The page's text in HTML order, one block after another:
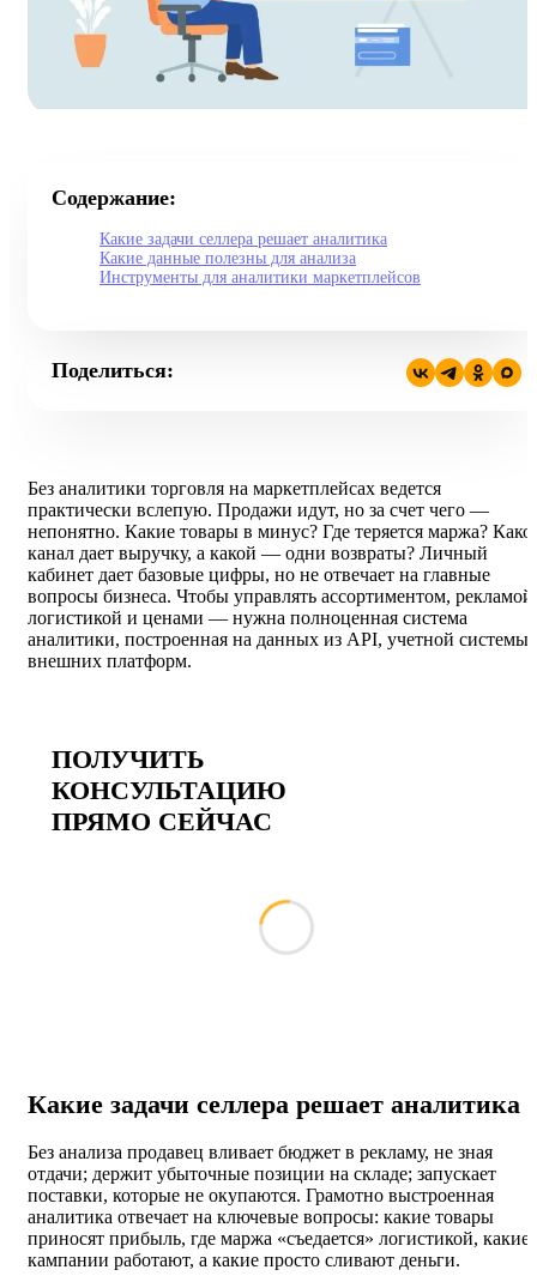
Без аналитики торговля на маркетплейсах ведется
практически вслепую. Продажи идут, но за счет чего —
непонятно. Какие товары в минус? Где теряется маржа?
канал дает выручку, а какой — одни возвраты? Личный
кабинет дает базовые цифры, но не отвечает на главные
вопросы бизнеса. Чтобы управлять ассортиментом, рекламой,
логистикой и ценами — нужна полноценная система
аналитики, построенная на данных из API, учетной системы
внешних платформ.
ПОЛУЧИТЬ
КОНСУЛЬТАЦИЮ
ПРЯМО СЕЙЧАС
Какие задачи селлера решает аналитика
Без анализа продавец вливает бюджет в рекламу, не зная
отдачи; держит убыточные позиции на складе; запускает
поставки, которые не окупаются. Грамотно выстроенная
аналитика отвечает на ключевые вопросы: какие товары
приносят прибыль, где маржа «съедается» логистикой, какие
кампании работают, а какие просто сливают деньги.
Содержание:
Какие задачи селлера решает аналитика
Какие данные полезны для анализа
Инструменты для аналитики маркетплейсов
Поделиться: